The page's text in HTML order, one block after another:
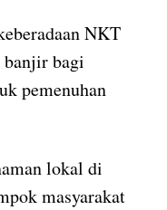
NKT
banjir bagi
pemenuhan
lokal di
masyarakat